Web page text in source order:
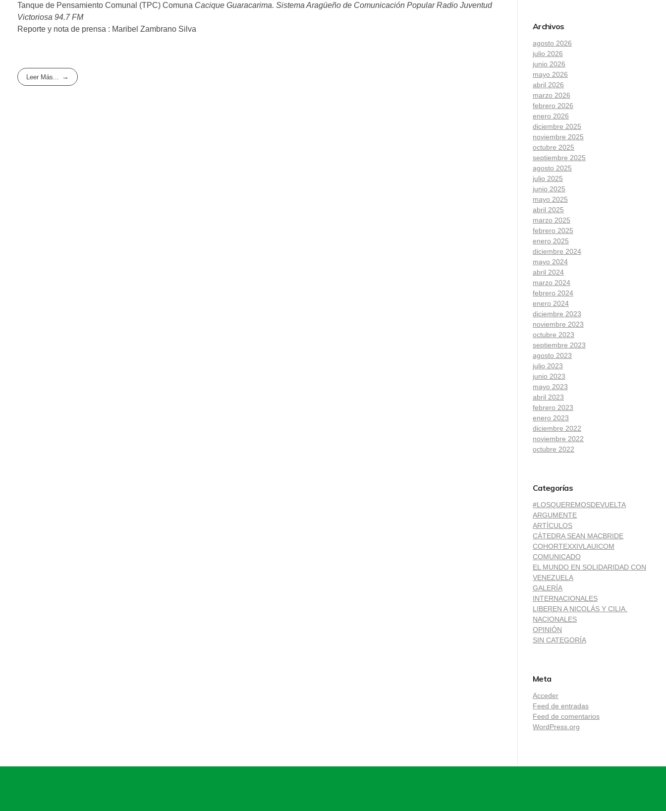
​Tanque de Pensamiento Comunal (TPC) Comuna Cacique Guaracarima.​ Sistema Aragüeño de Comunicación Popular Radio Juventud
Victoriosa 94.7 FM
​Reporte y nota de prensa : Maribel Zambrano Silva
Leer Más...
Archivos
agosto 2026
julio 2026
junio 2026
mayo 2026
abril 2026
marzo 2026
febrero 2026
enero 2026
diciembre 2025
noviembre 2025
octubre 2025
septiembre 2025
agosto 2025
julio 2025
junio 2025
mayo 2025
abril 2025
marzo 2025
febrero 2025
enero 2025
diciembre 2024
mayo 2024
abril 2024
marzo 2024
febrero 2024
enero 2024
diciembre 2023
noviembre 2023
octubre 2023
septiembre 2023
agosto 2023
julio 2023
junio 2023
mayo 2023
abril 2023
febrero 2023
enero 2023
diciembre 2022
noviembre 2022
octubre 2022
Categorías
#LOSQUEREMOSDEVUELTA
ARGUMENTE
ARTÍCULOS
CÁTEDRA SEAN MACBRIDE
COHORTEXXIVLAUICOM
COMUNICADO
EL MUNDO EN SOLIDARIDAD CON
VENEZUELA
GALERÍA
INTERNACIONALES
LIBEREN A NICOLÁS Y CILIA.
NACIONALES
OPINIÓN
SIN CATEGORÍA
Meta
Acceder
Feed de entradas
Feed de comentarios
WordPress.org